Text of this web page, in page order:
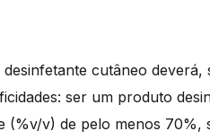
cutâneo deverá,
ser um produto
(%v/v) de pelo menos 70%,